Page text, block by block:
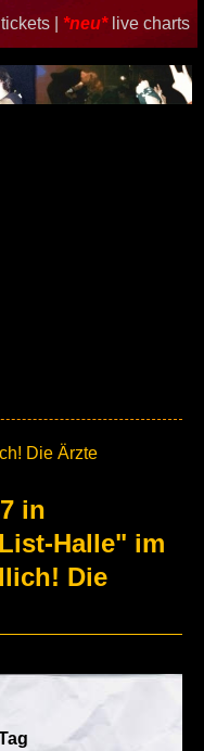
| *neu* live charts
Die Ärzte
in
Halle" im
Die